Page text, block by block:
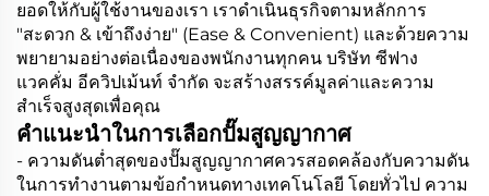
ยอดให้กับผู้ใช้งานของเรา เราดำเนินธุรกิจตามหลักการ
"สะดวก & เข้าถึงง่าย" (Ease & Convenient) และด้วยความ
พยายามอย่างต่อเนื่องของพนักงานทุกคน บริษัท ซีฟาง
แวคคั่ม อีควิปเม้นท์ จำกัด จะสร้างสรรค์มูลค่าและความ
สำเร็จสูงสุดเพื่อคุณ
คำแนะนำในการเลือกปั๊มสูญญากาศ
- ความดันต่ำสุดของปั๊มสูญญากาศควรสอดคล้องกับความดัน
ในการทำงานตามข้อกำหนดทางเทคโนโลยี โดยทั่วไป ความ